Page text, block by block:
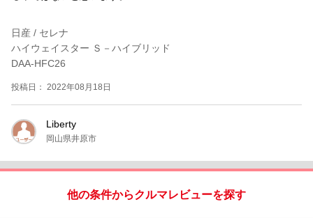
日産 / セレナ
ハイウェイスター Ｓ－ハイブリッド
DAA-HFC26
投稿日： 2022年08月18日
Liberty
岡山県井原市
他の条件からクルマレビューを探す